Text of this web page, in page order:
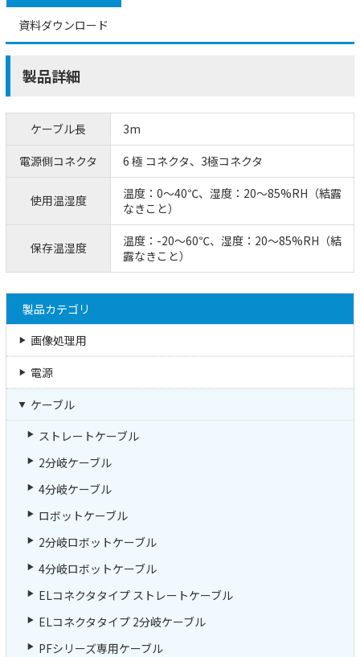
資料ダウンロード
製品詳細
ケーブル長
3m
電源側コネクタ
6 極 コネクタ、3極コネクタ
使用温湿度
温度：0～40℃、湿度：20～85%RH（結露
なきこと）
保存温湿度
温度：-20～60℃、湿度：20～85%RH（結
露なきこと）
製品カテゴリ
画像処理用
電源
ケーブル
ストレートケーブル
2分岐ケーブル
4分岐ケーブル
ロボットケーブル
2分岐ロボットケーブル
4分岐ロボットケーブル
ELコネクタタイプ ストレートケーブル
ELコネクタタイプ 2分岐ケーブル
PFシリーズ専用ケーブル